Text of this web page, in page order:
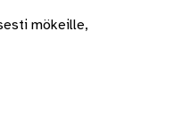
mökeille,